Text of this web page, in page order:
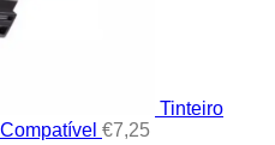
Tinteiro
€7,25